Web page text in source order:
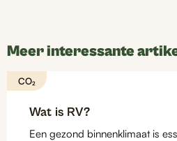
Meer interessante
CO₂
Wat is RV?
Een gezond binnenklimaat is